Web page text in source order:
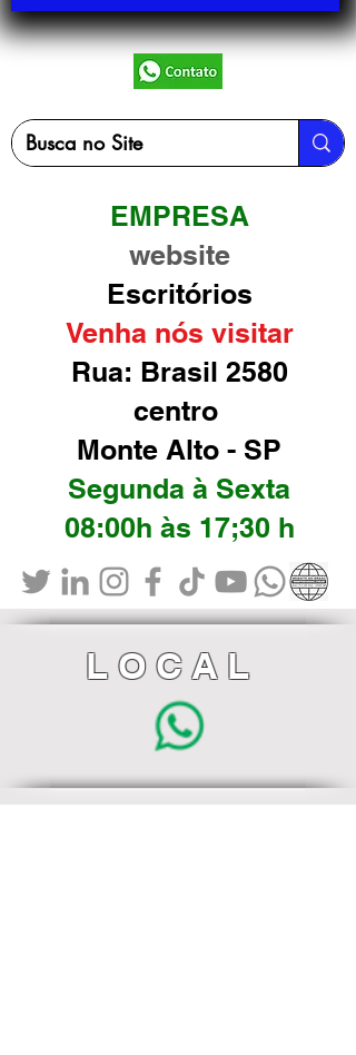
EMPRESA
website
Escritórios
Venha nós visitar
Rua: Brasil 2580
centro
Monte Alto - SP
Segunda à Sexta
08:00h às 17;30 h
LOCAL